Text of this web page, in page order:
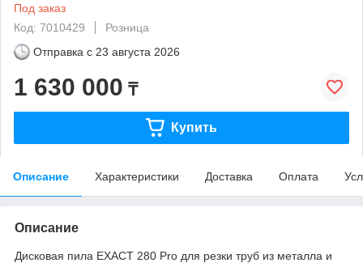
Под заказ
Код: 7010429
Розница
Отправка с 23 августа 2026
1 630 000 ₸
Купить
Описание Характеристики Доставка Оплата
Описание
Дисковая пила EXACT 280 Pro для резки труб из металла и